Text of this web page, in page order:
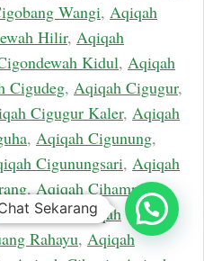
Wangi, Aqiqah
Hilir, Aqiqah
Kidul, Aqiqah
Cigudeg, Aqiqah Cigugur,
Cigugur Kaler, Aqiqah
, Aqiqah Cigunung,
Cigunungsari, Aqiqah
,Aqiqah Cihampelas,
,Aqiqah
Rahayu, Aqiqah
Sekarang